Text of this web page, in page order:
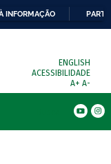
INFORMAÇÃO
ENGLISH
ACESSIBILIDADE
A+ A-